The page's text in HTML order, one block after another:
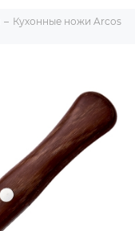
Кухонные ножи Arcos